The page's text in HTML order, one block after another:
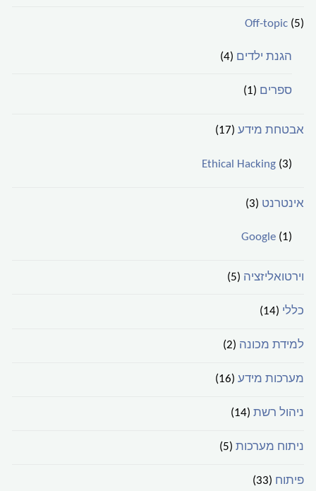
Off-topic(5)
הגנת ילדים (4)
ספרים (1)
אבטחת מידע (17)
Ethical Hacking(3)
אינטרנט (3)
Google(1)
וירטואליזציה (5)
כללי (14)
למידת מכונה (2)
מערכות מידע (16)
ניהול רשת (14)
ניתוח מערכות (5)
פיתוח (33)